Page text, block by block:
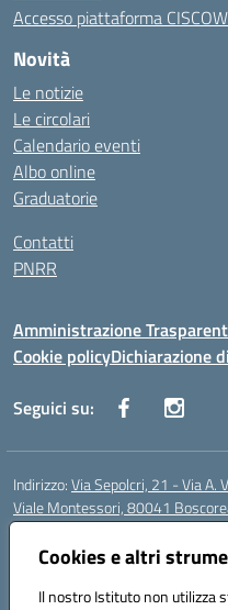
Cookies e altri
Il nostro Istituto non utilizza
Accesso piattaforma
Novità
Le notizie
Le circolari
Calendario eventi
Albo online
Graduatorie
Contatti
PNRR
Amministrazione
Cookie policyDichiarazione
Seguici su:
Indirizzo:Via Sepolcri, 21 - Via A.
Viale Montessori, 80041
Centralino:
Posta elettronica certificata
Codice fiscale: 82008750638